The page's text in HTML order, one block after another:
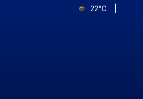
22°C